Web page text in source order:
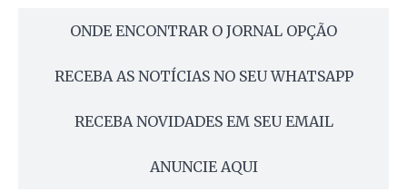
ONDE ENCONTRAR O JORNAL OPÇÃO
RECEBA AS NOTÍCIAS NO SEU WHATSAPP
RECEBA NOVIDADES EM SEU EMAIL
ANUNCIE AQUI